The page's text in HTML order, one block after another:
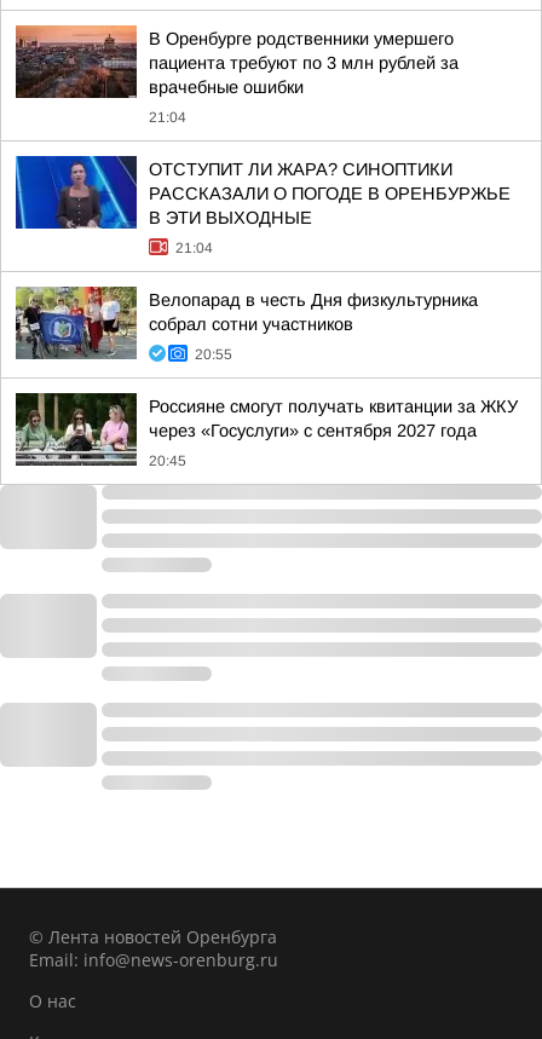
В Оренбурге родственники умершего
пациента требуют по 3 млн рублей за
врачебные ошибки
21:04
ОТСТУПИТ ЛИ ЖАРА? СИНОПТИКИ
РАССКАЗАЛИ О ПОГОДЕ В ОРЕНБУРЖЬЕ
В ЭТИ ВЫХОДНЫЕ
21:04
Велопарад в честь Дня физкультурника
собрал сотни участников
20:55
Россияне смогут получать квитанции за ЖКУ
через «Госуслуги» с сентября 2027 года
20:45
© Лента новостей Оренбурга
Email: info@news-orenburg.ru
О нас